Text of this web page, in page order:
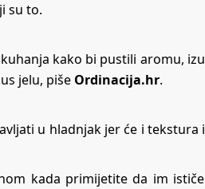
su to.
kako bi pustili aromu,
jelu, piše Ordinacija.hr.
u hladnjak jer će i
kada primijetite da im